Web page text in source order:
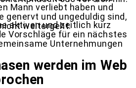
Mann verliebt haben und
genervt und ungeduldig sind,
weitergeht.
aktiven und zeitlich kurz
Vorschläge für ein nächstes
Unternehmungen
werden im Web